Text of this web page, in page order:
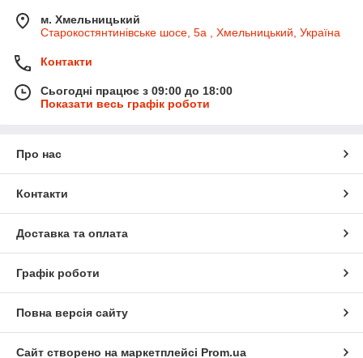
м. Хмельницький
Старокостянтинівське шосе, 5а , Хмельницький, Україна
Контакти
Сьогодні працює з 09:00 до 18:00
Показати весь графік роботи
Про нас
Контакти
Доставка та оплата
Графік роботи
Повна версія сайту
Сайт створено на маркетплейсі Prom.ua